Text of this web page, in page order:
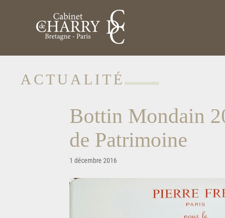
ACTUALITÉ
Bottin Mondain
de Patrimoine
1 décembre 2016